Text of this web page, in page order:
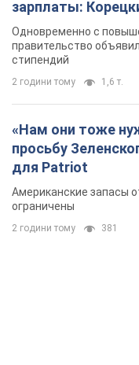
зарплаты:
Одновременно с
правительство
стипендий
2 години тому 1,6 т.
«Нам они тоже
просьбу
для Patriot
Американские запасы
ограничены
2 години тому 381